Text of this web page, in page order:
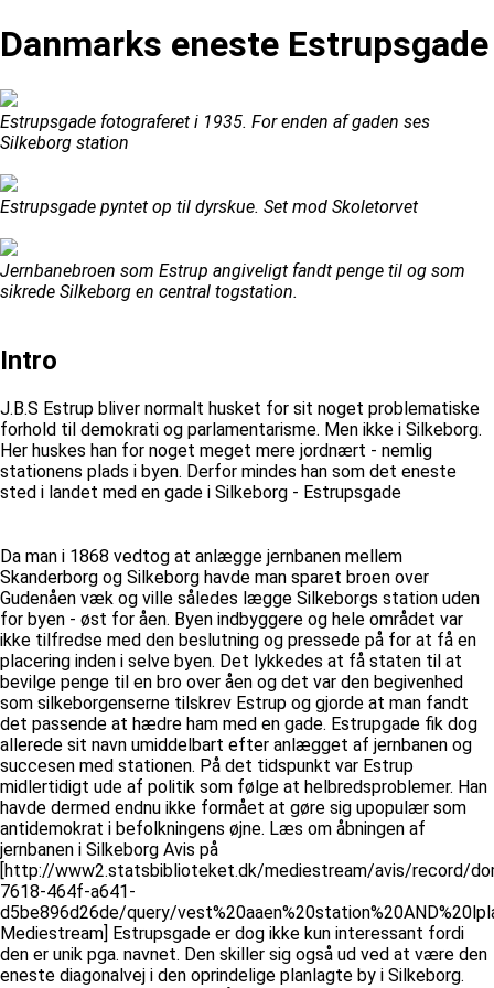
Danmarks eneste Estrupsgade
Estrupsgade fotograferet i 1935. For enden af gaden ses
Silkeborg station
Estrupsgade pyntet op til dyrskue. Set mod Skoletorvet
Jernbanebroen som Estrup angiveligt fandt penge til og som
sikrede Silkeborg en central togstation.
Intro
J.B.S Estrup bliver normalt husket for sit noget problematiske
forhold til demokrati og parlamentarisme. Men ikke i Silkeborg.
Her huskes han for noget meget mere jordnært - nemlig
stationens plads i byen. Derfor mindes han som det eneste
sted i landet med en gade i Silkeborg - Estrupsgade
Da man i 1868 vedtog at anlægge jernbanen mellem
Skanderborg og Silkeborg havde man sparet broen over
Gudenåen væk og ville således lægge Silkeborgs station uden
for byen - øst for åen. Byen indbyggere og hele området var
ikke tilfredse med den beslutning og pressede på for at få en
placering inden i selve byen. Det lykkedes at få staten til at
bevilge penge til en bro over åen og det var den begivenhed
som silkeborgenserne tilskrev Estrup og gjorde at man fandt
det passende at hædre ham med en gade. Estrupgade fik dog
allerede sit navn umiddelbart efter anlægget af jernbanen og
succesen med stationen. På det tidspunkt var Estrup
midlertidigt ude af politik som følge at helbredsproblemer. Han
havde dermed endnu ikke formået at gøre sig upopulær som
antidemokrat i befolkningens øjne. Læs om åbningen af
jernbanen i Silkeborg Avis på
[http://www2.statsbiblioteket.dk/mediestream/avis/record/
7618-464f-a641-
d5be896d26de/query/
Mediestream] Estrupsgade er dog ikke kun interessant fordi
den er unik pga. navnet. Den skiller sig også ud ved at være den
eneste diagonalvej i den oprindelige planlagte by i Silkeborg.